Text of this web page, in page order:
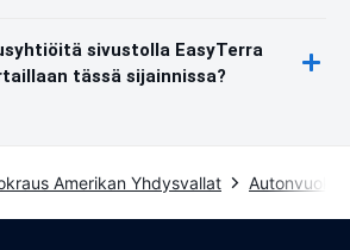
sivustolla EasyTerra
tässä sijainnissa?
Amerikan Yhdysvallat